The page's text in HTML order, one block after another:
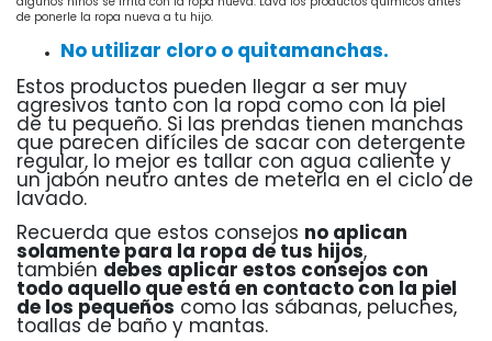
de ponerle la ropa nueva a tu hijo.
No utilizar cloro o quitamanchas.
Estos productos pueden llegar a ser muy
agresivos tanto con la ropa como con la piel
de tu pequeño. Si las prendas tienen manchas
que parecen difíciles de sacar con detergente
regular, lo mejor es tallar con agua caliente y
un jabón neutro antes de meterla en el ciclo de
lavado.
Recuerda que estos consejos no aplican
solamente para la ropa de tus hijos,
también debes aplicar estos consejos con
todo aquello que está en contacto con la piel
de los pequeños como las sábanas, peluches,
toallas de baño y mantas.